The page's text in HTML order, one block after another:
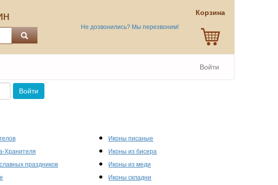
Не дозвонились? Мы перезвоним!
Корзина
Войти
Войти
Хранителя
праздников
Иконы писаные
Иконы из бисера
Иконы из меди
Иконы складни